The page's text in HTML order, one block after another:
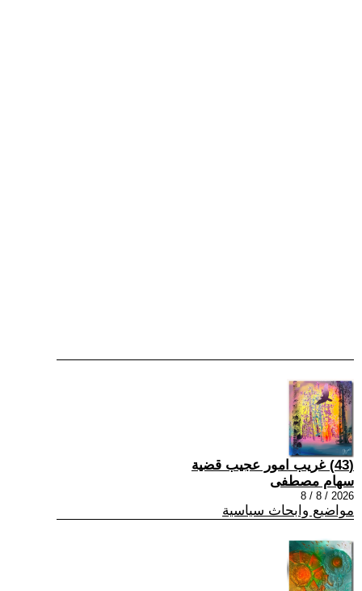
(43) غريب امور عجيب قضية
سهام مصطفى
2026 / 8 / 8
مواضيع وابحاث سياسية